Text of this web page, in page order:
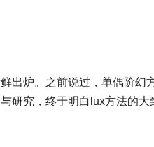
出炉。之前说过，单偶阶幻
研究，终于明白lux方法的